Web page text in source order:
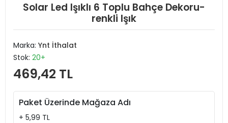
Solar Led Işıklı 6 Toplu Bahçe Dekoru-
renkli Işık
Marka: Ynt İthalat
Stok: 20+
469,42 TL
Paket Üzerinde Mağaza Adı
+ 5,99 TL